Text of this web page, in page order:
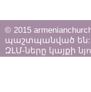
© 2015
պաշտպանված են:
ԶԼՄ-ները կայքի